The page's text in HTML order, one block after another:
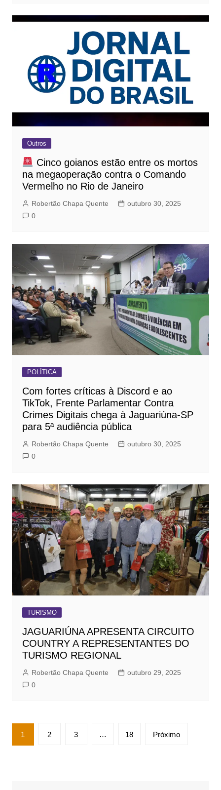
Outros
Cinco goianos estão entre os mortos
na megaoperação contra o Comando
Vermelho no Rio de Janeiro
Robertão Chapa Quente
outubro 30, 2025
0
POLÍTICA
Com fortes críticas à Discord e ao
TikTok, Frente Parlamentar Contra
Crimes Digitais chega à Jaguariúna-SP
para 5ª audiência pública
Robertão Chapa Quente
outubro 30, 2025
0
TURISMO
JAGUARIÚNA APRESENTA CIRCUITO
COUNTRY A REPRESENTANTES DO
TURISMO REGIONAL
Robertão Chapa Quente
outubro 29, 2025
0
Paginação
de
1 2 3 … 18 Próximo